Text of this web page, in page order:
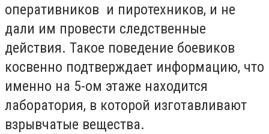
оперативников и пиротехников, и не
дали им провести следственные
действия. Такое поведение боевиков
косвенно подтверждает информацию, что
именно на 5-ом этаже находится
лаборатория, в которой изготавливают
взрывчатые вещества.